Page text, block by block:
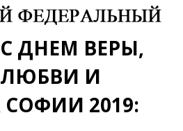
ДНЕМ ВЕРЫ,
И
2019: